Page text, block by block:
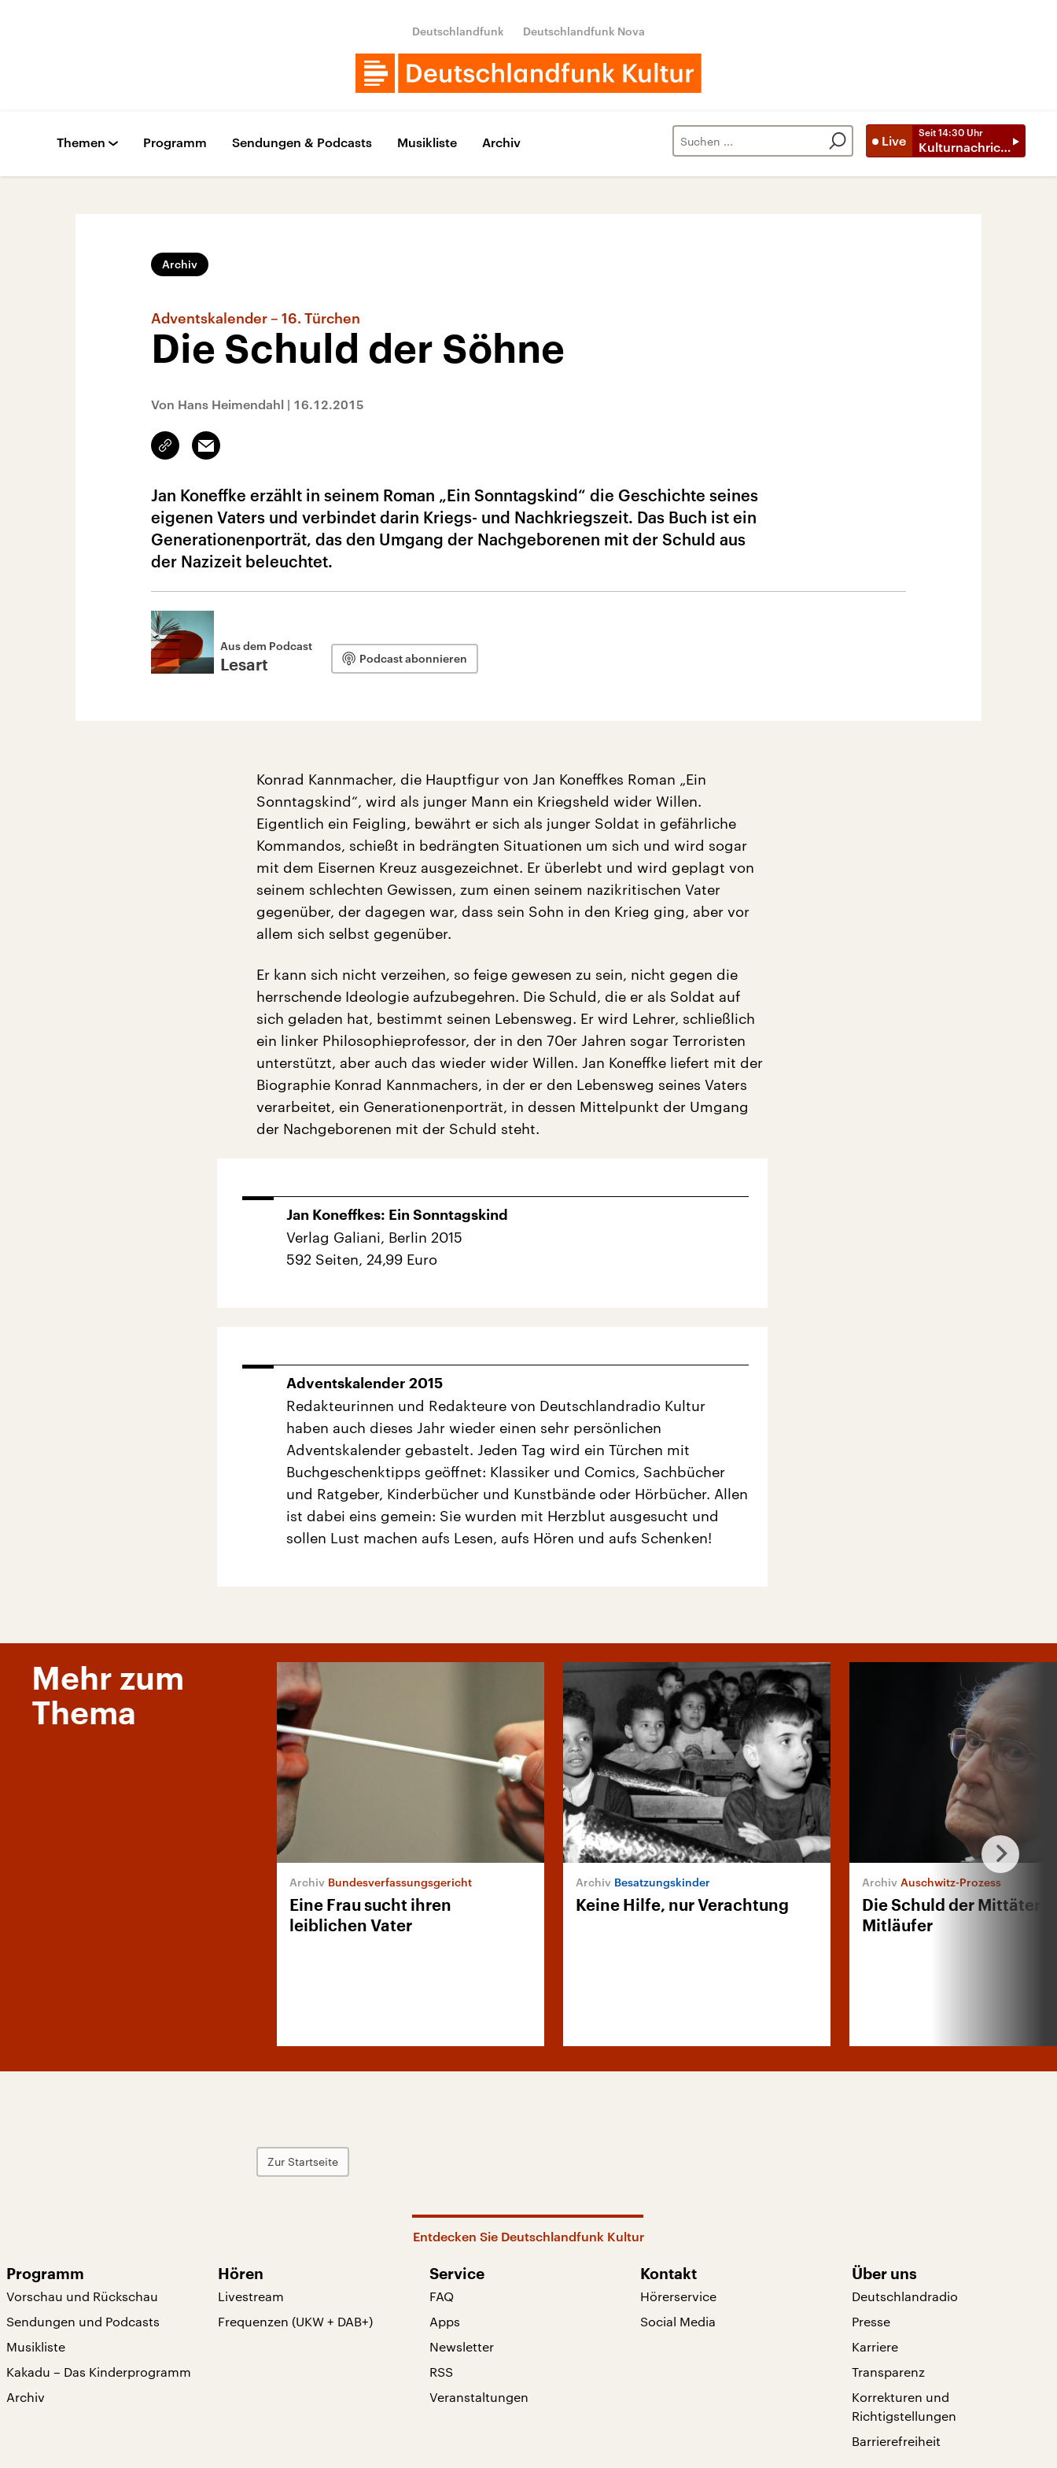
Deutschlandfunk Deutschlandfunk Nova
Live
Seit 14:30 Uhr
Kulturnachrichten
Themen Programm Sendungen & Podcasts Musikliste Archiv
Archiv
Adventskalender – 16. Türchen
Die Schuld der Söhne
Von Hans Heimendahl | 16.12.2015
Link
kopieren/teilen
Email
Jan Koneffke erzählt in seinem Roman „Ein Sonntagskind“ die Geschichte seines
eigenen Vaters und verbindet darin Kriegs- und Nachkriegszeit. Das Buch ist ein
Generationenporträt, das den Umgang der Nachgeborenen mit der Schuld aus
der Nazizeit beleuchtet.
Aus dem Podcast
Lesart Podcast abonnieren
Konrad Kannmacher, die Hauptfigur von Jan Koneffkes Roman „Ein
Sonntagskind“, wird als junger Mann ein Kriegsheld wider Willen.
Eigentlich ein Feigling, bewährt er sich als junger Soldat in gefährliche
Kommandos, schießt in bedrängten Situationen um sich und wird sogar
mit dem Eisernen Kreuz ausgezeichnet. Er überlebt und wird geplagt von
seinem schlechten Gewissen, zum einen seinem nazikritischen Vater
gegenüber, der dagegen war, dass sein Sohn in den Krieg ging, aber vor
allem sich selbst gegenüber.
Er kann sich nicht verzeihen, so feige gewesen zu sein, nicht gegen die
herrschende Ideologie aufzubegehren. Die Schuld, die er als Soldat auf
sich geladen hat, bestimmt seinen Lebensweg. Er wird Lehrer, schließlich
ein linker Philosophieprofessor, der in den 70er Jahren sogar Terroristen
unterstützt, aber auch das wieder wider Willen. Jan Koneffke liefert mit der
Biographie Konrad Kannmachers, in der er den Lebensweg seines Vaters
verarbeitet, ein Generationenporträt, in dessen Mittelpunkt der Umgang
der Nachgeborenen mit der Schuld steht.
Jan Koneffkes: Ein Sonntagskind
Verlag Galiani, Berlin 2015
592 Seiten, 24,99 Euro
Adventskalender 2015
Redakteurinnen und Redakteure von Deutschlandradio Kultur
haben auch dieses Jahr wieder einen sehr persönlichen
Adventskalender gebastelt. Jeden Tag wird ein Türchen mit
Buchgeschenktipps geöffnet: Klassiker und Comics, Sachbücher
und Ratgeber, Kinderbücher und Kunstbände oder Hörbücher. Allen
ist dabei eins gemein: Sie wurden mit Herzblut ausgesucht und
sollen Lust machen aufs Lesen, aufs Hören und aufs Schenken!
Mehr zum
Thema
Bundesverfassungsgericht
Eine Frau sucht ihren
leiblichen Vater
Besatzungskinder
Keine Hilfe, nur Verachtung
Auschwitz-Prozess
Die Schuld der Mittäter
Mitläufer
Zur Startseite
Entdecken Sie Deutschlandfunk Kultur
Programm
Vorschau und Rückschau
Sendungen und Podcasts
Musikliste
Kakadu – Das Kinderprogramm
Archiv
Hören
Livestream
Frequenzen (UKW + DAB+)
Service
FAQ
Apps
Newsletter
RSS
Veranstaltungen
Kontakt
Hörerservice
Social Media
Über uns
Deutschlandradio
Presse
Karriere
Transparenz
Korrekturen und
Richtigstellungen
Barrierefreiheit